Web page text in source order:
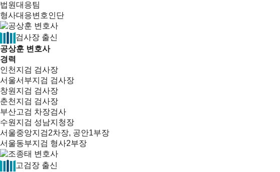
법원대응팀
형사대응변호인단
검사장 출신
공상훈 변호사
경력
인천지검 검사장
서울서부지검 검사장
창원지검 검사장
춘천지검 검사장
부산고검 차장검사
수원지검 성남지청장
서울중앙지검2차장, 공안1부장
서울동부지검 형사2부장
고검장 출신